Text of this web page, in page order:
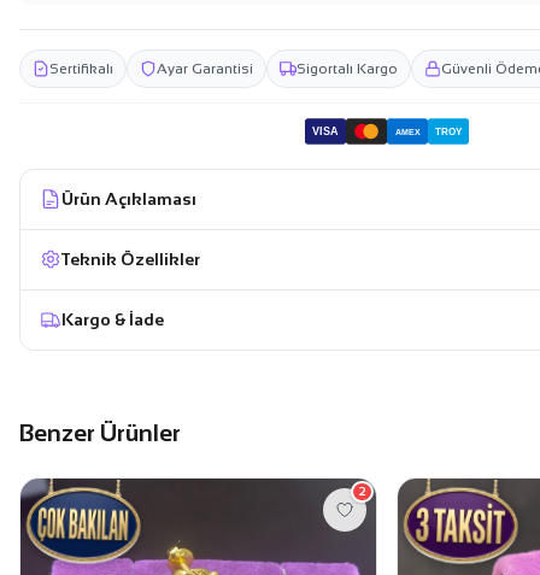
Sertifikalı Ayar Garantisi Sigortalı Kargo Güvenli
VISA AMEX TROY
Ürün Açıklaması
Teknik Özellikler
Kargo & İade
Benzer Ürünler
2